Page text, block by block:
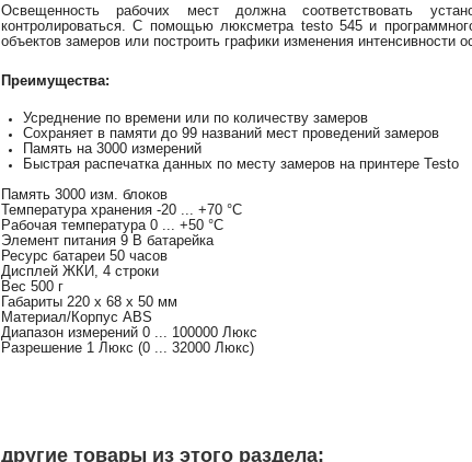
Освещенность рабочих мест должна соответствовать
контролироваться. С помощью люксметра testo 545 и
объектов замеров или построить графики изменения интенсивности
Преимущества:
Усреднение по времени или по количеству замеров
Сохраняет в памяти до 99 названий мест проведений замеров
Память на 3000 измерений
Быстрая распечатка данных по месту замеров на принтере Testo
Память 3000 изм. блоков
Температура хранения -20 ... +70 °C
Рабочая температура 0 ... +50 °C
Элемент питания 9 В батарейка
Ресурс батареи 50 часов
Дисплей ЖКИ, 4 строки
Вес 500 г
Габариты 220 x 68 x 50 мм
Материал/Корпус ABS
Диапазон измерений 0 ... 100000 Люкс
Разрешение 1 Люкс (0 ... 32000 Люкс)
другие товары из этого раздела: